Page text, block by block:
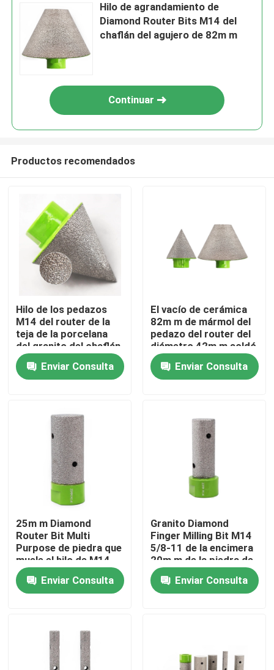
Hogar
Productos
Viaje de la fábrica
Control de calidad
Éntrenos en contacto con
Noticias
Casos
Diamond Saw Blade
Hilo de agrandamiento de
Diamond Router Bits M14 del
chaflán del agujero de 82m m
Continuar
Productos recomendados
Hilo de los pedazos
M14 del router de la
teja de la porcelana
del granito del chaflán
35m m
Enviar Consulta
El vacío de cerámica
82m m de mármol del
pedazo del router del
diámetro 42m m soldó
Enviar Consulta
25m m Diamond
Router Bit Multi
Purpose de piedra que
muele el hilo de M14
5/8-11
Enviar Consulta
Granito Diamond
Finger Milling Bit M14
5/8-11 de la encimera
20m m de la piedra de
la teja
Enviar Consulta